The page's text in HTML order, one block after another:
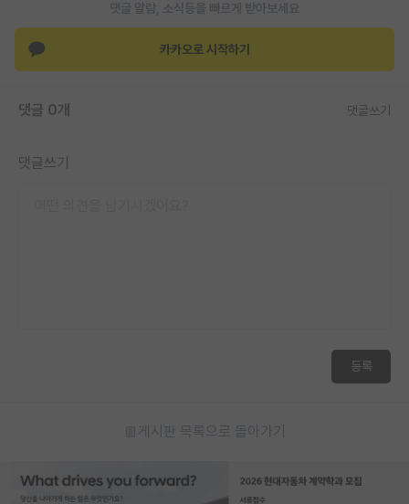
댓글 알람, 소식등을 빠르게 받아보세요
카카오로 시작하기
댓글 0개 댓글쓰기
댓글쓰기
등록
게시판 목록으로 돌아가기